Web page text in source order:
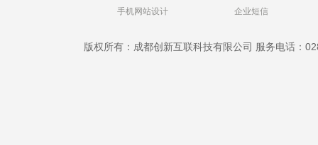
手机网站设计
企业短信
版权所有：成都创新互联科技有限公司 服务电话：